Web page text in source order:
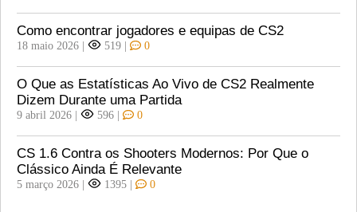
Como encontrar jogadores e equipas de CS2
18 maio 2026 | 519 | 0
O Que as Estatísticas Ao Vivo de CS2 Realmente
Dizem Durante uma Partida
9 abril 2026 | 596 | 0
CS 1.6 Contra os Shooters Modernos: Por Que o
Clássico Ainda É Relevante
5 março 2026 | 1395 | 0